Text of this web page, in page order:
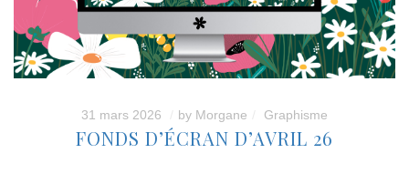
31 mars 2026 by Morgane Graphisme
FONDS D’ÉCRAN D’AVRIL 26